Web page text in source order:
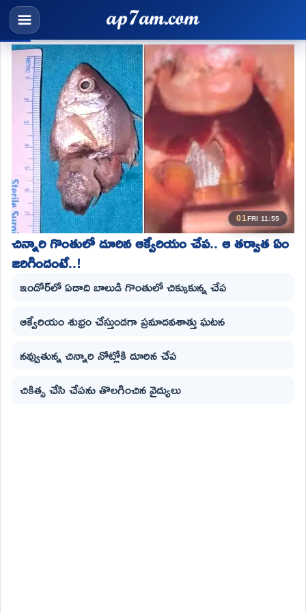
01FRI 11:55
చిన్నారి గొంతులో దూరిన ఆక్వేరియం చేప.. ఆ తర్వాత ఏం
జరిగిందంటే..!
ఇండోర్‌లో ఏడాది బాలుడి గొంతులో చిక్కుకున్న చేప
ఆక్వేరియం శుభ్రం చేస్తుండగా ప్రమాదవశాత్తు ఘటన
నవ్వుతున్న చిన్నారి నోట్లోకి దూరిన చేప
చికిత్స చేసి చేపను తొలగించిన వైద్యులు